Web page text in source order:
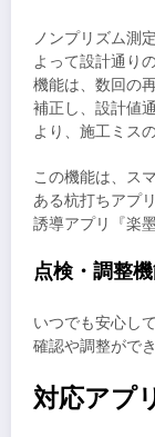
ノンプリズム測
よって設計通り
機能は、数回の
補正し、設計値
より、施工ミス
この機能は、ス
ある杭打ちアプ
誘導アプリ『楽
点検・調整
いつでも安心し
確認や調整がで
対応アプ